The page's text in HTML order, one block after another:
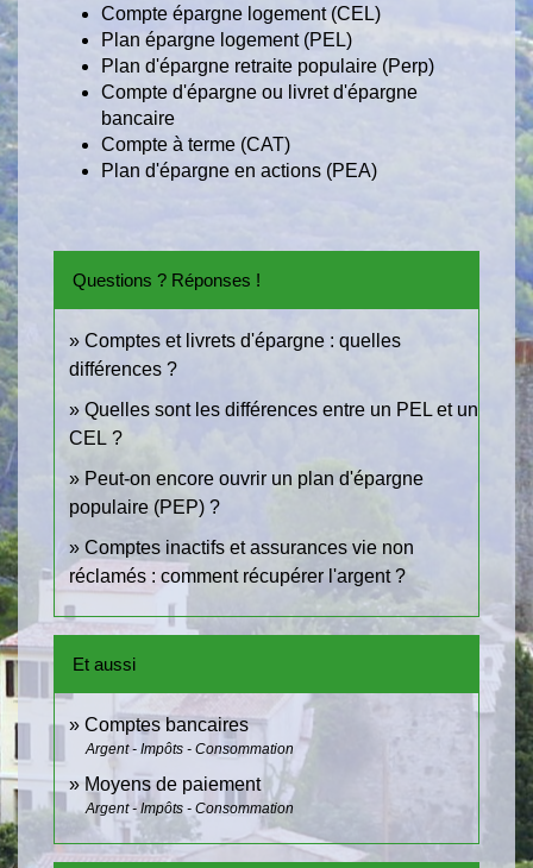
Compte épargne logement (CEL)
Plan épargne logement (PEL)
Plan d'épargne retraite populaire (Perp)
Compte d'épargne ou livret d'épargne
bancaire
Compte à terme (CAT)
Plan d'épargne en actions (PEA)
Questions ? Réponses !
Comptes et livrets d'épargne : quelles
différences ?
Quelles sont les différences entre un PEL et un
CEL ?
Peut-on encore ouvrir un plan d'épargne
populaire (PEP) ?
Comptes inactifs et assurances vie non
réclamés : comment récupérer l'argent ?
Et aussi
Comptes bancaires
Argent - Impôts - Consommation
Moyens de paiement
Argent - Impôts - Consommation